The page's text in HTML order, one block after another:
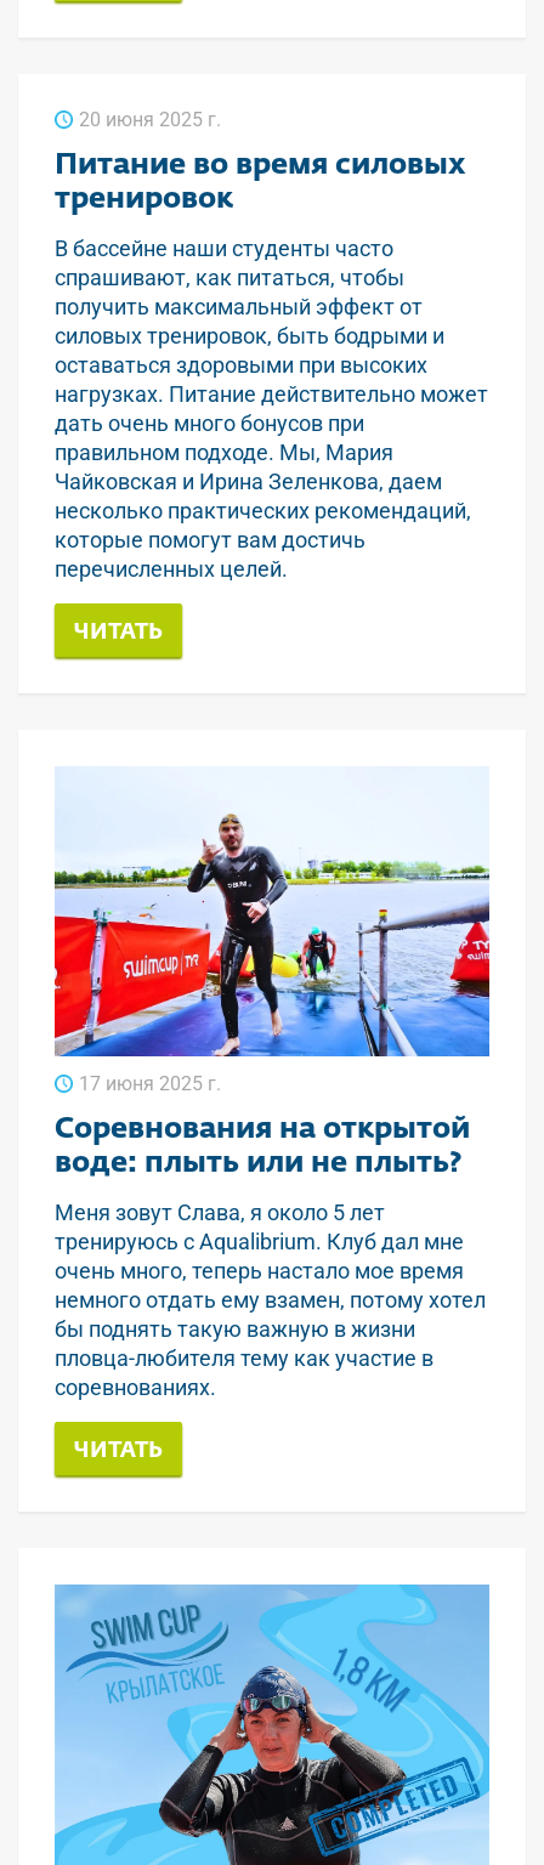
20 июня 2025 г.
Питание во время силовых
тренировок
В бассейне наши студенты часто
спрашивают, как питаться, чтобы
получить максимальный эффект от
силовых тренировок, быть бодрыми и
оставаться здоровыми при высоких
нагрузках. Питание действительно может
дать очень много бонусов при
правильном подходе. Мы, Мария
Чайковская и Ирина Зеленкова, даем
несколько практических рекомендаций,
которые помогут вам достичь
перечисленных целей.
ЧИТАТЬ
17 июня 2025 г.
Соревнования на открытой
воде: плыть или не плыть?
Меня зовут Слава, я около 5 лет
тренируюсь с Aqualibrium. Клуб дал мне
очень много, теперь настало мое время
немного отдать ему взамен, потому хотел
бы поднять такую важную в жизни
пловца-любителя тему как участие в
соревнованиях.
ЧИТАТЬ